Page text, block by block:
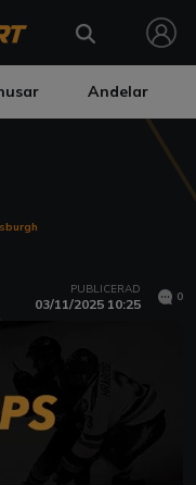
Andelar
PUBLICERAD
03/11/2025 10:25 0